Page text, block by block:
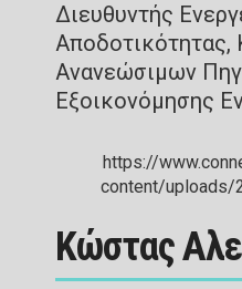
Διευθυντής
Αποδοτικότητας,
Ανανεώσιμων
Εξοικονόμησης
Κώστας